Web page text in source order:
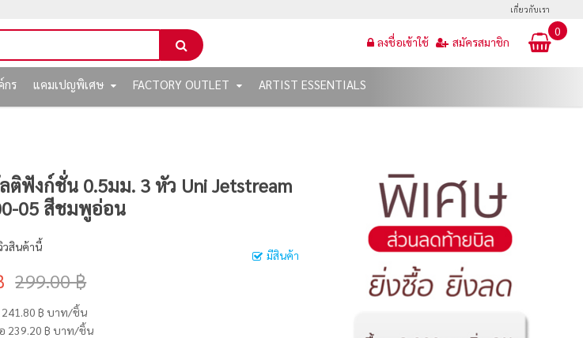
เกี่ยวกับเรา
0
ลงชื่อเข้าใช้ สมัครสมาชิก
กร แคมเปญพิเศษ FACTORY OUTLET
ARTIST ESSENTIALS
ติฟังก์ชั่น 0.5มม. 3 หัว Uni Jetstream
05 สีชมพูอ่อน
มีสินค้า
วสินค้านี้
299.00 ฿
241.80 ฿ บาท/ชิ้น
239.20 ฿ บาท/ชิ้น